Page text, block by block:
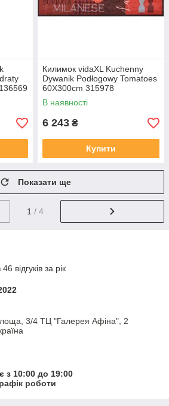
Килимок vidaXL Kuchenny
Dywanik Podłogowy Tomatoes
60X300cm 315978
В наявності
6 243 ₴
Купити
Показати ще
1 / 4
відгуків за рік
3/4 ТЦ "Галерея Афіна", 2
з 10:00 до 19:00
роботи